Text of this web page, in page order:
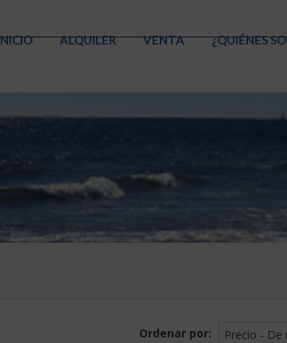
ALQUILER VENTA ¿QUIÉNES
Ordenar por: Precio -